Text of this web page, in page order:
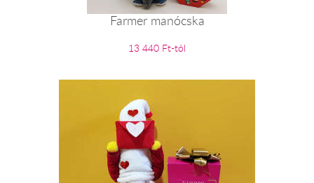
Farmer manócska
13 440 Ft-tól